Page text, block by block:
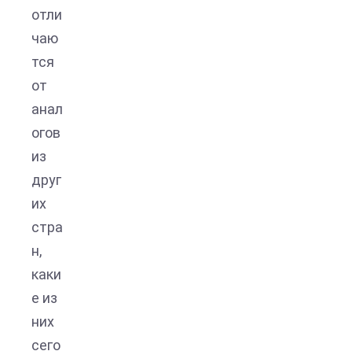
отли
чаю
тся
от
анал
огов
из
друг
их
стра
н,
каки
е из
них
сего